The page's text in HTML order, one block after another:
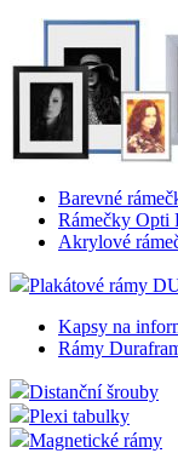
Barevné
Rámečky Opti
Akrylové
Plakátové rámy
Kapsy na
Rámy
Distanční šrouby
Plexi tabulky
Magnetické rámy